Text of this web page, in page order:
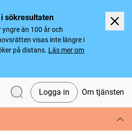
sökresultaten
än 100 år och
visas inte längre i
på distans. Läs mer om
Logga in Om tjänsten